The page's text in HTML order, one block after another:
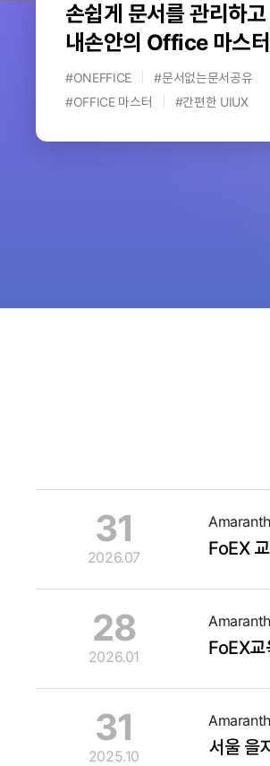
손쉽게 문서를 관리하
내손안의 Office 마스
#ONEFFICE
#문서없는문서공유
#OFFICE 마스터
#간편한 UIUX
31
2026.07 FoEX
28
2026.01 FoEX교
31
2025.10 서울 을